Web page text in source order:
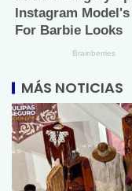
MÁS NOTICIAS